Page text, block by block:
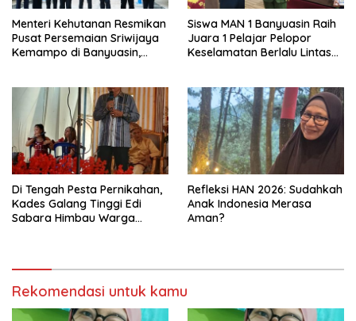
Menteri Kehutanan Resmikan
Pusat Persemaian Sriwijaya
Kemampo di Banyuasin,
Siswa MAN 1 Banyuasin Raih
Juara 1 Pelajar Pelopor
Keselamatan Berlalu Lintas
Di Tengah Pesta Pernikahan,
Kades Galang Tinggi Edi
Sabara Himbau Warga
Refleksi HAN 2026: Sudahkah
Anak Indonesia Merasa
Aman?
Rekomendasi untuk kamu